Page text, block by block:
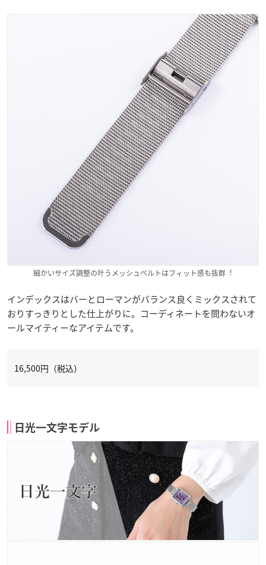
細かいサイズ調整の叶うメッシュベルトはフィット感も抜群︕
インデックスはバーとローマンがバランス良くミックスされて
おりすっきりとした仕上がりに。コーディネートを問わないオ
ールマイティーなアイテムです。
16,500円（税込）
日光一文字モデル